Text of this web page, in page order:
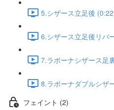
5.シザース立足後
6.シザース立足後リバ
7.ラボーナシザース足
8.ラボーナダブルシザ
フェイント (2)